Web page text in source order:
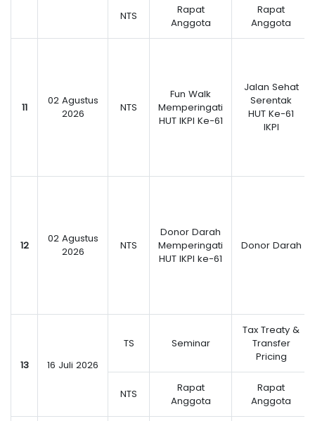
NTS
Rapat
Anggota
Rapat
Anggota
11
02 Agustus
2026
NTS
Fun Walk
Memperingati
HUT IKPI Ke-61
Jalan Sehat
Serentak
HUT Ke-61
IKPI
12
02 Agustus
2026
NTS
Donor Darah
Memperingati
HUT IKPI ke-61
Donor Darah
13 16 Juli 2026
TS Seminar
Tax Treaty &
Transfer
Pricing
NTS
Rapat
Anggota
Rapat
Anggota